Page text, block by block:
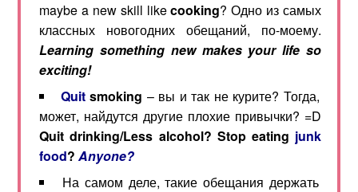
maybe a new skill likecooking? Одно из самых
классных новогодних обещаний, по-моему.
Learning something new makes your life so
exciting!
Quit smoking – вы и так не курите? Тогда,
может, найдутся другие плохие привычки? =D
Quit drinking/Less alcohol? Stop eating junk
food? Anyone?
На самом деле, такие обещания держать